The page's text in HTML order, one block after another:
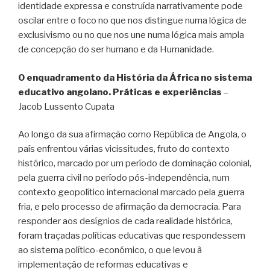
identidade expressa e construída narrativamente pode
oscilar entre o foco no que nos distingue numa lógica de
exclusivismo ou no que nos une numa lógica mais ampla
de concepção do ser humano e da Humanidade.
O enquadramento da História da África no sistema
educativo angolano. Práticas e experiências –
Jacob Lussento Cupata
Ao longo da sua afirmação como República de Angola, o
país enfrentou várias vicissitudes, fruto do contexto
histórico, marcado por um período de dominação colonial,
pela guerra civil no período pós-independência, num
contexto geopolítico internacional marcado pela guerra
fria, e pelo processo de afirmação da democracia. Para
responder aos desígnios de cada realidade histórica,
foram traçadas políticas educativas que respondessem
ao sistema político-económico, o que levou à
implementação de reformas educativas e